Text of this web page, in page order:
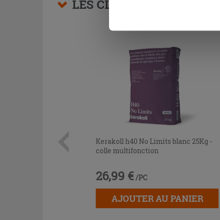
LES CLIENTS AYANT
Kerakoll h40 No Limits blanc 25Kg -
colle multifonction
26,99 € /PC
AJOUTER AU PANIER